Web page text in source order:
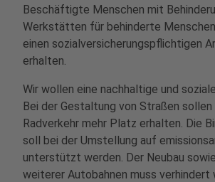
Beschäftigte Menschen mit
Werkstätten für behinderte
einen sozialversicherungspflichtigen
erhalten.
Wir wollen eine nachhaltige und
Bei der Gestaltung von Straßen sollen
Radverkehr mehr Platz erhalten. Die
soll bei der Umstellung auf
unterstützt werden. Der Neubau
weiterer Autobahnen muss verhindert